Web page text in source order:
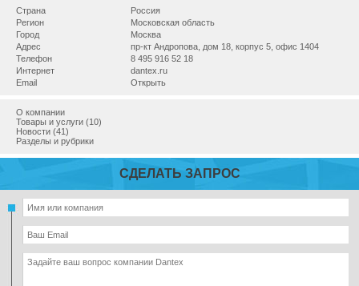
Страна
Россия
Регион
Московская область
Город
Москва
Адрес
пр-кт Андропова, дом 18, корпус 5, офис 1404
Телефон
8 495 916 52 18
Интернет
dantex.ru
Email
Открыть
О компании
Товары и услуги (10)
Новости (41)
Разделы и рубрики
СДЕЛАТЬ ЗАПРОС